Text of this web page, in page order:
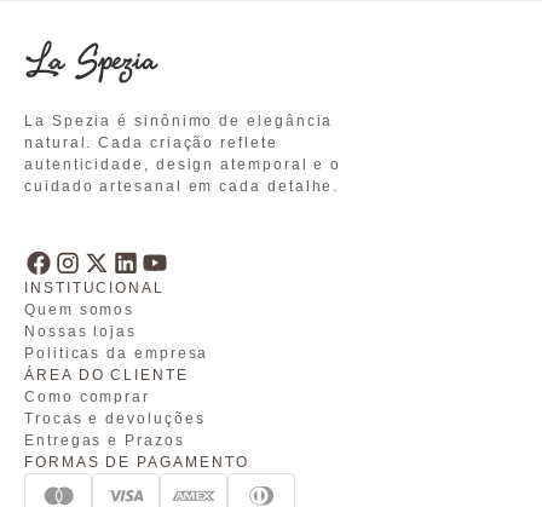
La Spezia é sinônimo de elegância
natural. Cada criação reflete
autenticidade, design atemporal e o
cuidado artesanal em cada detalhe.
INSTITUCIONAL
Quem somos
Nossas lojas
Politicas da empresa
ÁREA DO CLIENTE
Como comprar
Trocas e devoluções
Entregas e Prazos
FORMAS DE PAGAMENTO